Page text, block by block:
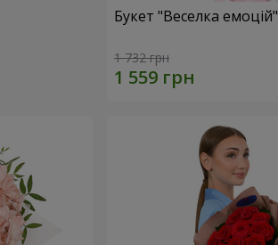
Букет "Веселка емоцій"
1 732 грн